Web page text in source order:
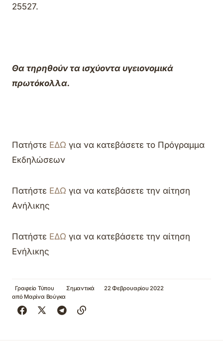
25527.
Θα τηρηθούν τα ισχύοντα υγειονομικά
πρωτόκολλα.
Πατήστε ΕΔΩ για να κατεβάσετε το Πρόγραμμα
Εκδηλώσεων
Πατήστε ΕΔΩ για να κατεβάσετε την αίτηση
Ανήλικης
Πατήστε ΕΔΩ για να κατεβάσετε την αίτηση
Ενήλικης
Γραφείο Τύπου Σημαντικά
22 Φεβρουαρίου 2022
από Μαρίνα Βούγκα